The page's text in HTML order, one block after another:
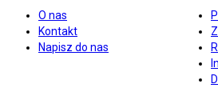
O nas
Kontakt
Napisz do nas